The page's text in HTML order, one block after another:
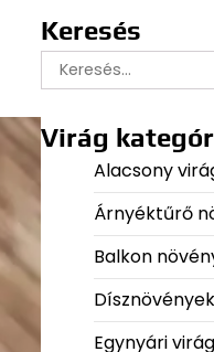
Keresés
Keresés:
Virág
Alacsony
Árnyéktűrő
Balkon
Dísznövények
Egynyári